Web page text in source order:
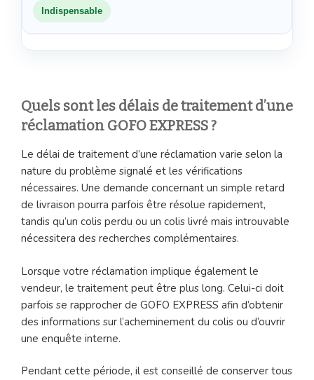
Indispensable
Quels sont les délais de traitement d’une
réclamation GOFO EXPRESS ?
Le délai de traitement d’une réclamation varie selon la
nature du problème signalé et les vérifications
nécessaires. Une demande concernant un simple retard
de livraison pourra parfois être résolue rapidement,
tandis qu’un colis perdu ou un colis livré mais introuvable
nécessitera des recherches complémentaires.
Lorsque votre réclamation implique également le
vendeur, le traitement peut être plus long. Celui-ci doit
parfois se rapprocher de GOFO EXPRESS afin d’obtenir
des informations sur l’acheminement du colis ou d’ouvrir
une enquête interne.
Pendant cette période, il est conseillé de conserver tous